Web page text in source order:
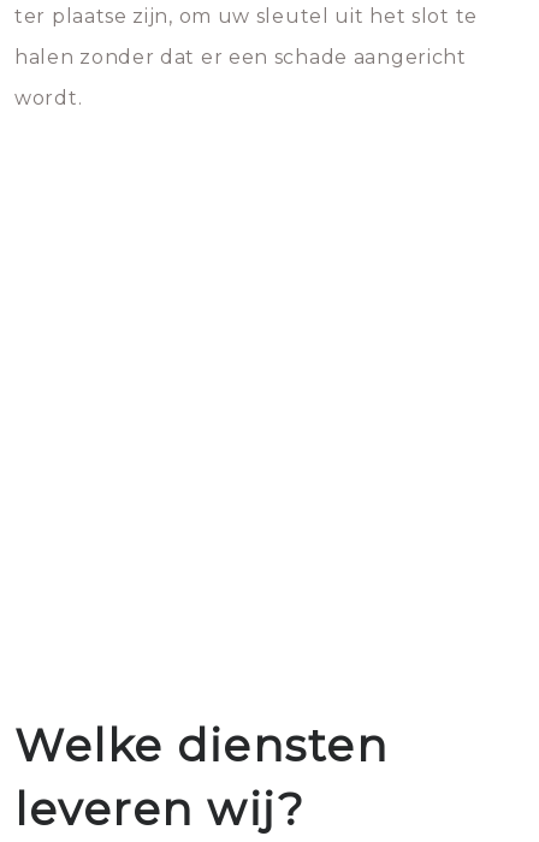
ter plaatse zijn, om uw sleutel uit het slot te
halen zonder dat er een schade aangericht
wordt.
Welke diensten
leveren wij?